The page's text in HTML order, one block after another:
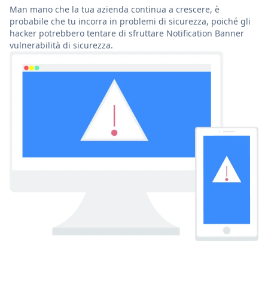
Man mano che la tua azienda continua a crescere, è
probabile che tu incorra in problemi di sicurezza, poiché gli
hacker potrebbero tentare di sfruttare Notification Banner
vulnerabilità di sicurezza.